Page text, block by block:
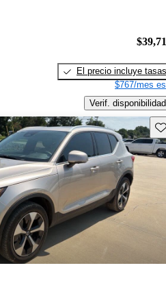
El precio incluye tasas
$767/mes
Verif. disponibilidad